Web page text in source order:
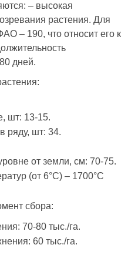
– высокая
растения. Для
– 190, что относит его к
дней.
шт: 13-15.
ряду, шт: 34.
от земли, см: 70-75.
(от 6°С) – 1700°С
сбора:
70-80 тыс./га.
60 тыс./га.